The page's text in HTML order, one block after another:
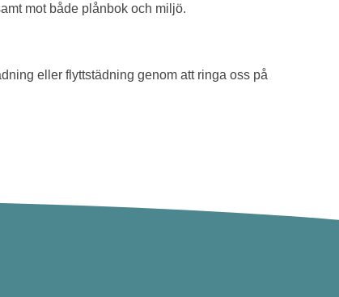
mot både plånbok och miljö.
eller flyttstädning genom att ringa oss på